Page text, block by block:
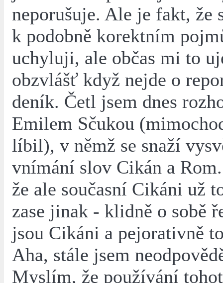
neporušuje. Ale je fakt, že
k podobně korektním
uchyluji, ale občas mi to
obzvlášť když nejde o
deník. Četl jsem dnes
Emilem Sčukou
líbil), v němž se snaží
vnímání slov Cikán a
že ale současní Cikáni už
zase jinak - klidně o sobě
jsou Cikáni a pejorativně
Aha, stále jsem
Myslím, že používání